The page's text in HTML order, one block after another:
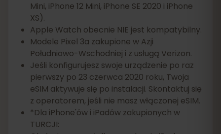
Mini, iPhone 12 Mini, iPhone SE 2020 i iPhone
XS).
Apple Watch obecnie NIE jest kompatybilny.
Modele Pixel 3a zakupione w Azji
Południowo-Wschodniej i z usługą Verizon.
Jeśli konfigurujesz swoje urządzenie po raz
pierwszy po 23 czerwca 2020 roku, Twoja
eSIM aktywuje się po instalacji. Skontaktuj się
z operatorem, jeśli nie masz włączonej eSIM.
*Dla iPhone'ów i iPadów zakupionych w
TURCJI: